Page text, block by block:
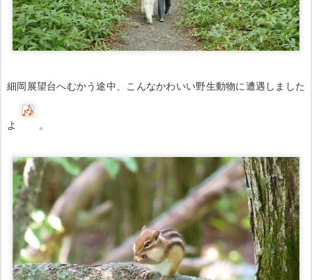
細岡展望台へむかう途中、こんなかわいい野生動物に遭遇しました
よ 。